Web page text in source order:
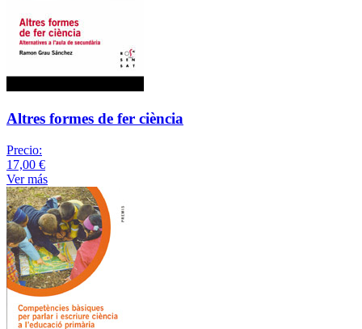
Altres formes de fer ciència
Precio:
17,00 €
Ver más